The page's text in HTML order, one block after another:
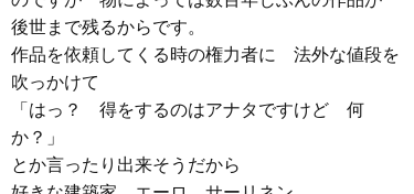
後世まで残るからです。
作品を依頼してくる時の権力者に 法外な値段を
吹っかけて
「はっ？ 得をするのはアナタですけど 何
か？」
とか言ったり出来そうだから